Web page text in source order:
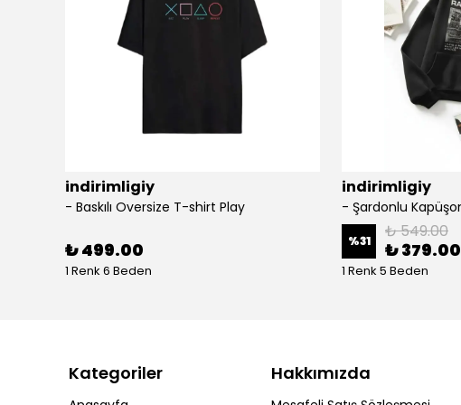
indirimligiy
- Baskılı Oversize T-shirt Play
₺ 499.00
1 Renk 6 Beden
indirimligiy
%31 ₺ 549.00
₺ 379.00
1 Renk 5 Beden
Kategoriler Hakkımızda